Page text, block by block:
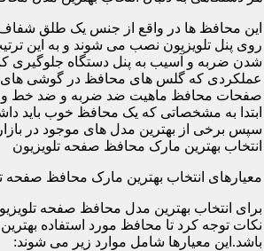
این محافظ ها در واقع از جنس یک طلق
روی پنل تلویزیون نصب می شوند و به این
شدن ضربه و آسیب به پنل دستگاه جلوگیری
عملکردی که گلس های محافظ در گوشی های
صفحات محافظ ماهیت ضد ضربه و ضد خط و
ابتدا به مشخصاتی که یک محافظ خوب باید
سپس برخی از بهترین مدل های موجود در
انتخاب بهترین مارک محافظ صفحه تلویزیون
معیارهای انتخاب بهترین مارک محافظ صفحه
برای انتخاب بهترین مدل محافظ صفحه
نکات توجه کرد تا محافظ مورد استفاده بهترین
باشد.این معیارها شامل موارد زیر می شوند: